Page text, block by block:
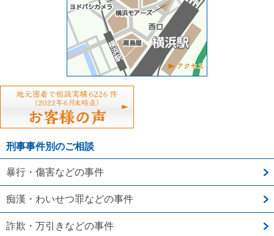
刑事事件別のご相談
暴行・傷害などの事件
痴漢・わいせつ罪などの事件
詐欺・万引きなどの事件